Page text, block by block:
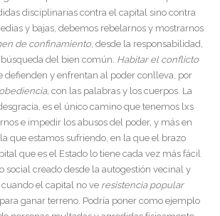
disciplinarias contra el capital sino contra
y bajas, debemos rebelarnos y mostrarnos
de confinamiento , desde la responsabilidad,
del bien común. Habitar el conflicto
defienden y enfrentan al poder conlleva, por
con las palabras y los cuerpos. La
es el único camino que tenemos lxs
e impedir los abusos del poder, y más en
que estamos sufriendo, en la que el brazo
que es el Estado lo tiene cada vez más fácil
social creado desde la autogestión vecinal y
el capital no ve resistencia popular
ganar terreno. Podría poner como ejemplo